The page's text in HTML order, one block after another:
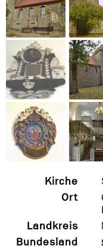
Kirche
Ort
Landkreis
Bundesland